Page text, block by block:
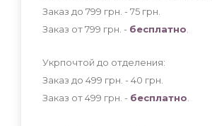
Заказ до 799 грн. - 75 грн
Заказ от 799 грн. - бесплатно
Укрпочтой до отделения:
Заказ до 499 грн. - 40 грн
Заказ от 499 грн. - бесплатно